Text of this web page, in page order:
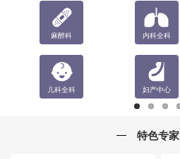
麻醉科 内科全科
儿科全科 妇产中心
特色专家